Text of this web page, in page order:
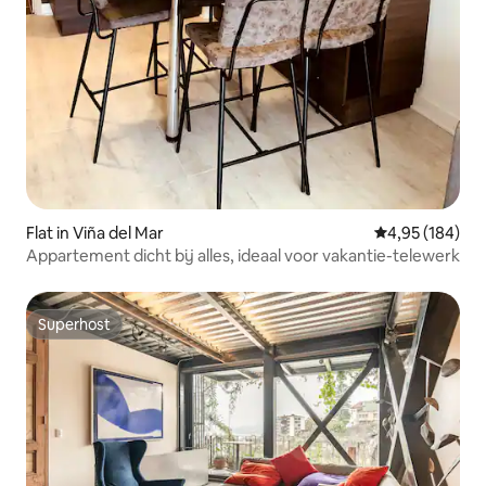
Flat in Viña del Mar Gemiddelde
4,95 (184)
Appartement dicht bij alles, ideaal voor vakantie-telewerk
Superhost
Superhost